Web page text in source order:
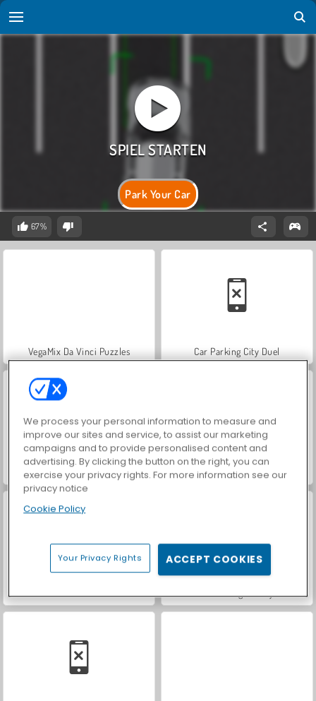
Park Your Car
67%
VegaMix Da Vinci Puzzles Car Parking City Duel
Hidden Object: Street of Secrets ASMR Makeover & Makeup Studio
We process your personal information to measure and
improve our sites and service, to assist our marketing
campaigns and to provide personalised content and
advertising. By clicking the button on the right, you can
exercise your privacy rights. For more information see our
privacy notice
Cookie Policy
Your Privacy Rights ACCEPT COOKIES